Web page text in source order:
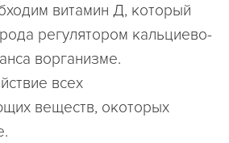
витамин Д, который
регулятором кальциево-
ворганизме.
всех
веществ, окоторых